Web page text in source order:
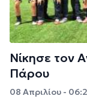
Νίκησε τον
Πάρου
08 Απριλίου -